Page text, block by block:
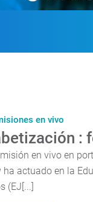
en vivo
:
en vivo en
ha actuado en la
(EJ[...]